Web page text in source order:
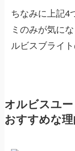
ちなみに上記4
ミのみが気に
ルビスブライ
オルビスユ
おすすめな理